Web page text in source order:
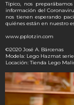
Típico, nos
información del
nos tienen esperando
quiénes están en nuestro
www.pplotzin.com
©2020 José A. Bárcenas
Modela: Lego Hazmat
Locación: Tienda Lego